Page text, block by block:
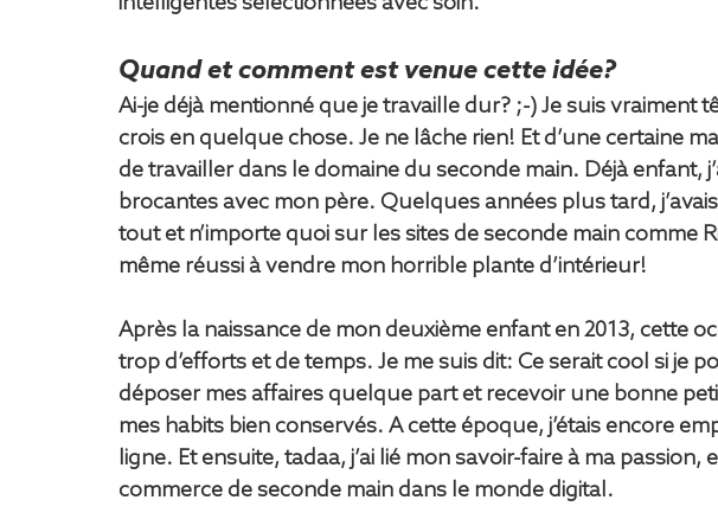
Quand et comment est venue cette idée?
Ai-je déjà mentionné que je travaille dur? ;-) Je suis vraiment
crois en quelque chose. Je ne lâche rien! Et d’une certaine
de travailler dans le domaine du seconde main. Déjà enfant,
brocantes avec mon père. Quelques années plus tard,
tout et n’importe quoi sur les sites de seconde main comme
même réussi à vendre mon horrible plante d’intérieur!
Après la naissance de mon deuxième enfant en 2013, cette
trop d’efforts et de temps. Je me suis dit: Ce serait cool si je
déposer mes affaires quelque part et recevoir une bonne
mes habits bien conservés. A cette époque, j’étais encore
ligne. Et ensuite, tadaa, j’ai lié mon savoir-faire à ma passion,
commerce de seconde main dans le monde digital.